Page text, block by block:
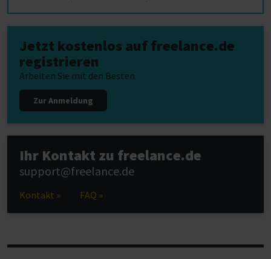
Jetzt kostenlos auf freelance.de
registrieren
Arbeiten Sie mit den Besten
Zur Anmeldung
Ihr Kontakt zu freelance.de
support@freelance.de
Kontakt » FAQ »